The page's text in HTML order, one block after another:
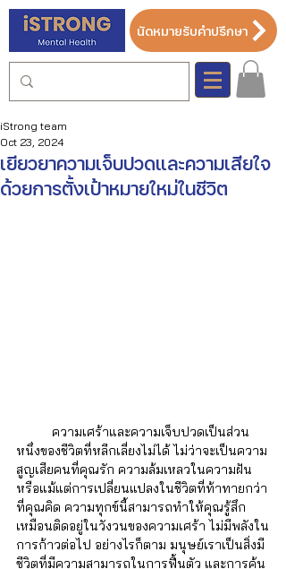
นัดหมายรับคำปรึกษา
เยียวยาความเจ็บปวดและความเสียใจ
ด้วยการตั้งเป้าหมายใหม่ในชีวิต
iStrong team
Oct 23, 2024
หนึ่งของชีวิตที่หลีกเลี่ยงไม่ได้ ไม่ว่าจะเป็นความ
สูญเสียคนที่คุณรัก ความล้มเหลวในความฝัน
หรือแม้แต่การเปลี่ยนแปลงในชีวิตที่ท้าทายกว่า
ที่คุณคิด ความทุกข์นี้สามารถทำให้คุณรู้สึก
เหมือนติดอยู่ในวังวนของความเศร้า ไม่มีพลังใน
การก้าวต่อไป อย่างไรก็ตาม มนุษย์เราเป็นสิ่งมี
ชีวิตที่มีความสามารถในการฟื้นตัว และการค้น